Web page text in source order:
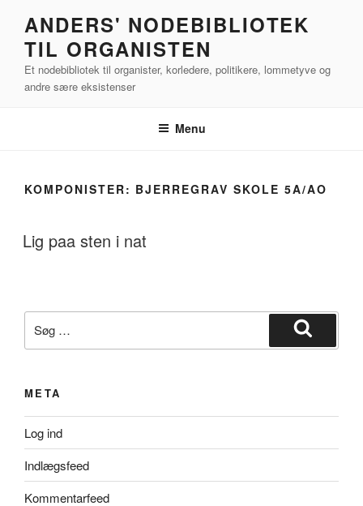
indhold
ANDERS' NODEBIBLIOTEK
TIL ORGANISTEN
Et nodebibliotek til organister, korledere, politikere, lommetyve og
andre sære eksistenser
Menu
KOMPONISTER: BJERREGRAV SKOLE 5A/AO
Lig paa sten i nat
efter:
Søg
META
Log ind
Indlægsfeed
Kommentarfeed